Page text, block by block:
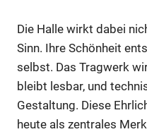
Die Halle wirkt dabei
Sinn. Ihre Schönheit
selbst. Das Tragwerk
bleibt lesbar, und
Gestaltung. Diese
heute als zentrales